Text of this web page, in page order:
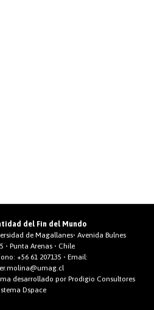
del Fin del Mundo
de Magallanes• Avenida Bulnes
• Punta Arenas • Chile
+56 61 207135 • Email:
desarrollado por Prodigio Consultores
Dspace